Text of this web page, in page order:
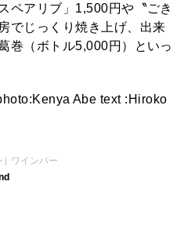
ペアリブ」1,500円や〝ごき
でじっくり焼き上げ、出来
巻（ボトル5,000円）といっ
Abe text :Hiroko
ワインバー